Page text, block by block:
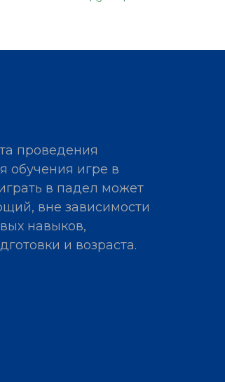
проведения
обучения игре в
в падел может
вне зависимости
навыков,
и возраста.